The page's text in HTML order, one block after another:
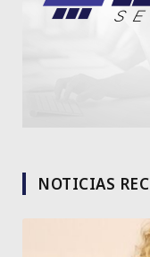
NOTICIAS